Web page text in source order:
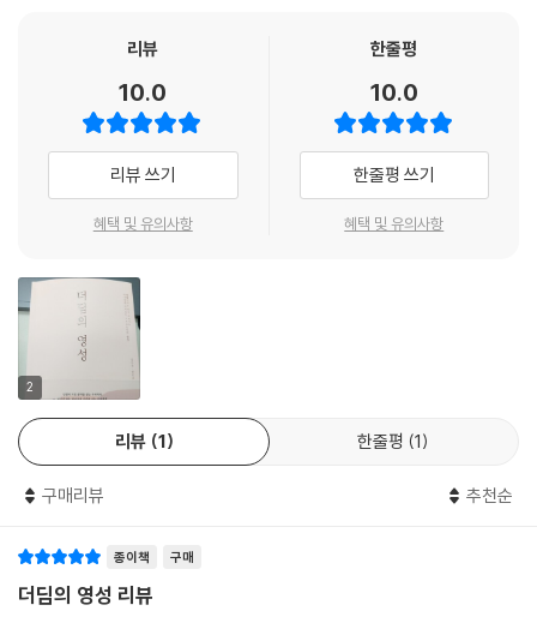
리뷰
10.0
리뷰 쓰기
혜택 및 유의사항
한줄평
10.0
한줄평 쓰기
혜택 및 유의사항
2
리뷰 1 한줄평 1
구매리뷰 추천순
종이책 구매
더딤의 영성 리뷰